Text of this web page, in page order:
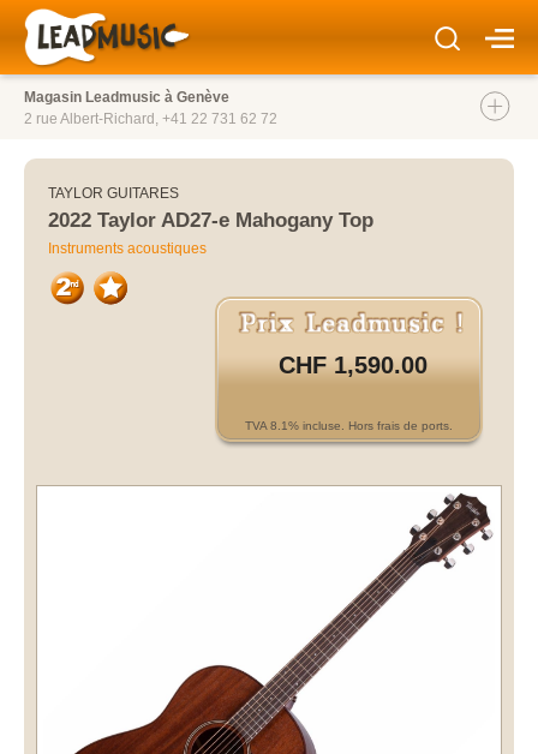
Magasin Leadmusic à Genève
2 rue Albert-Richard, +41 22 731 62 72
TAYLOR GUITARES
2022 Taylor AD27-e Mahogany Top
Instruments acoustiques
CHF 1,590.00
TVA 8.1% incluse. Hors frais de ports.